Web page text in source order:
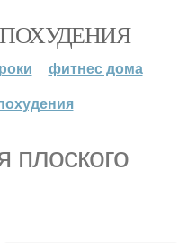
фитнес дома
плоского